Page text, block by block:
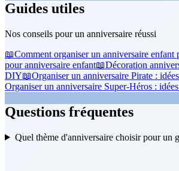
Guides utiles
Nos conseils pour un anniversaire réussi
📖Comment organiser un anniversaire enfant
pour anniversaire enfant📖Décoration
DIY📖Organiser un anniversaire Pirate :
Organiser un anniversaire Super-Héros :
Questions fréquentes
Quel thème d'anniversaire choisir pour un